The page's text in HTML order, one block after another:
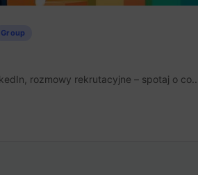
Group
rozmowy rekrutacyjne – spotaj o co...